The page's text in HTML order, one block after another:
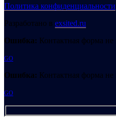
Политика конфиденциальности
Разработано в exsited.ru
Ошибка: Контактная форма не
GO
Ошибка: Контактная форма не
GO